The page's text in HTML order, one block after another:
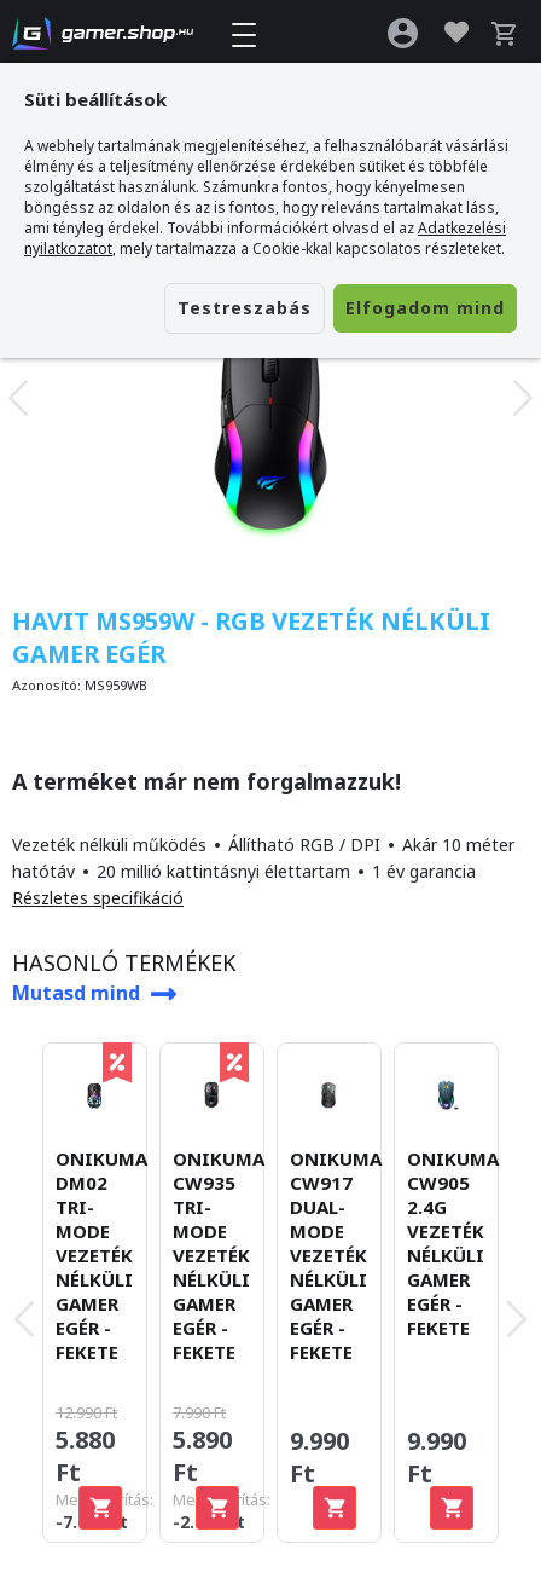
Gamer webshop >Havit MS959W - RGB Vezeték Nélküli Gamer Egér
HAVIT MS959W - RGB VEZETÉK NÉLKÜLI
GAMER EGÉR
Azonosító: MS959WB
A terméket már nem forgalmazzuk!
Vezeték nélküli működés • Állítható RGB / DPI • Akár 10 méter
hatótáv • 20 millió kattintásnyi élettartam • 1 év garancia
Részletes specifikáció
HASONLÓ TERMÉKEK
Mutasd mind
ONIKUMA
DM02
TRI-
MODE
VEZETÉK
NÉLKÜLI
GAMER
EGÉR -
FEKETE
12.990 Ft
5.880
Ft
Megtakarítás:
-7.110 Ft
ONIKUMA
CW935
TRI-
MODE
VEZETÉK
NÉLKÜLI
GAMER
EGÉR -
FEKETE
7.990 Ft
5.890
Ft
Megtakarítás:
-2.100 Ft
ONIKUMA
CW917
DUAL-
MODE
VEZETÉK
NÉLKÜLI
GAMER
EGÉR -
FEKETE
9.990
Ft
ONIKUMA
CW905
2.4G
VEZETÉK
NÉLKÜLI
GAMER
EGÉR -
FEKETE
9.990
Ft
Süti beállítások
A webhely tartalmának megjelenítéséhez, a felhasználóbarát vásárlási
élmény és a teljesítmény ellenőrzése érdekében sütiket és többféle
szolgáltatást használunk. Számunkra fontos, hogy kényelmesen
böngéssz az oldalon és az is fontos, hogy releváns tartalmakat láss,
ami tényleg érdekel. További információkért olvasd el azAdatkezelési
nyilatkozatot, mely tartalmazza a Cookie-kkal kapcsolatos részleteket.
Testreszabás Elfogadom mind